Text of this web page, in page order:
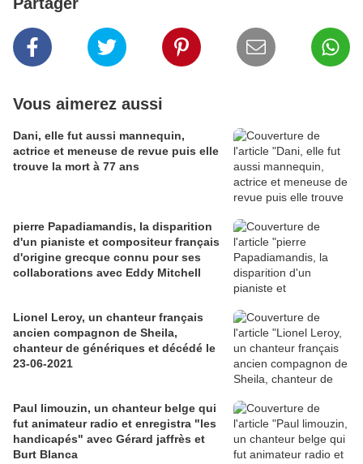
Vous aimerez aussi
Dani, elle fut aussi mannequin,
actrice et meneuse de revue puis elle
trouve la mort à 77 ans
pierre Papadiamandis, la disparition
d'un pianiste et compositeur français
d'origine grecque connu pour ses
collaborations avec Eddy Mitchell
Lionel Leroy, un chanteur français
ancien compagnon de Sheila,
chanteur de génériques et décédé le
23-06-2021
Paul limouzin, un chanteur belge qui
fut animateur radio et enregistra "les
handicapés" avec Gérard jaffrès et
Burt Blanca